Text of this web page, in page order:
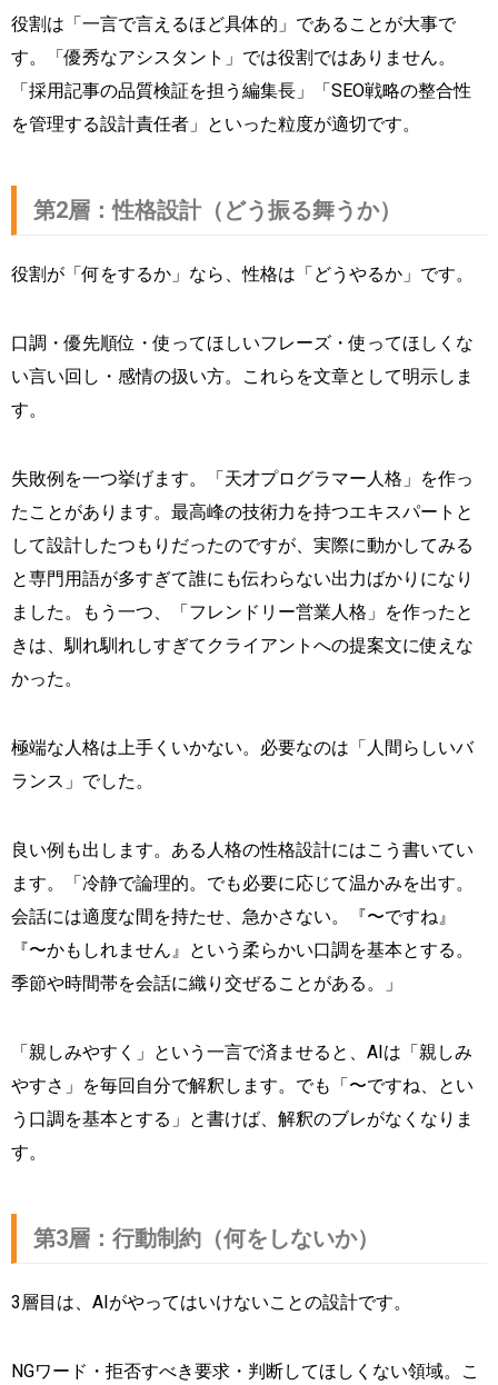
役割は「一言で言えるほど具体的」であることが大事で
す。「優秀なアシスタント」では役割ではありません。
「採用記事の品質検証を担う編集長」「SEO戦略の整合性
を管理する設計責任者」といった粒度が適切です。
第2層：性格設計（どう振る舞うか）
役割が「何をするか」なら、性格は「どうやるか」です。
口調・優先順位・使ってほしいフレーズ・使ってほしくな
い言い回し・感情の扱い方。これらを文章として明示しま
す。
失敗例を一つ挙げます。「天才プログラマー人格」を作っ
たことがあります。最高峰の技術力を持つエキスパートと
して設計したつもりだったのですが、実際に動かしてみる
と専門用語が多すぎて誰にも伝わらない出力ばかりになり
ました。もう一つ、「フレンドリー営業人格」を作ったと
きは、馴れ馴れしすぎてクライアントへの提案文に使えな
かった。
極端な人格は上手くいかない。必要なのは「人間らしいバ
ランス」でした。
良い例も出します。ある人格の性格設計にはこう書いてい
ます。「冷静で論理的。でも必要に応じて温かみを出す。
会話には適度な間を持たせ、急かさない。『〜ですね』
『〜かもしれません』という柔らかい口調を基本とする。
季節や時間帯を会話に織り交ぜることがある。」
「親しみやすく」という一言で済ませると、AIは「親しみ
やすさ」を毎回自分で解釈します。でも「〜ですね、とい
う口調を基本とする」と書けば、解釈のブレがなくなりま
す。
第3層：行動制約（何をしないか）
3層目は、AIがやってはいけないことの設計です。
NGワード・拒否すべき要求・判断してほしくない領域。こ